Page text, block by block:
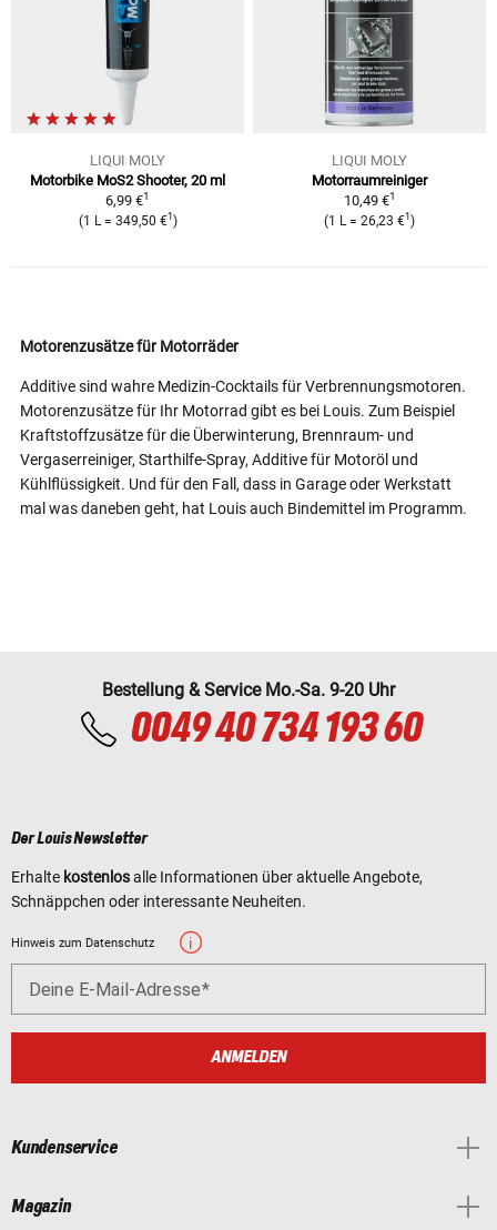
LIQUI MOLY
Motorbike MoS2 Shooter, 20 ml
6,99 €1
(1 L = 349,50 €1 )
LIQUI MOLY
Motorraumreiniger
10,49 €1
(1 L = 26,23 €1 )
Motorenzusätze für Motorräder
Additive sind wahre Medizin-Cocktails für Verbrennungsmotoren.
Motorenzusätze für Ihr Motorrad gibt es bei Louis. Zum Beispiel
Kraftstoffzusätze für die Überwinterung, Brennraum- und
Vergaserreiniger, Starthilfe-Spray, Additive für Motoröl und
Kühlflüssigkeit. Und für den Fall, dass in Garage oder Werkstatt
mal was daneben geht, hat Louis auch Bindemittel im Programm.
Bestellung & Service Mo.-Sa. 9-20 Uhr
0049 40 734 193 60
Der Louis Newsletter
Erhalte kostenlosalle Informationen über aktuelle Angebote,
Schnäppchen oder interessante Neuheiten.
Hinweis zum Datenschutz
Deine E-Mail-Adresse
ANMELDEN
Kundenservice
Magazin